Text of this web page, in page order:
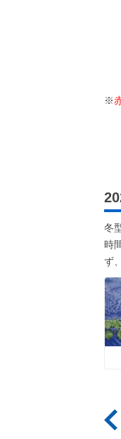
※
冬
時
ず